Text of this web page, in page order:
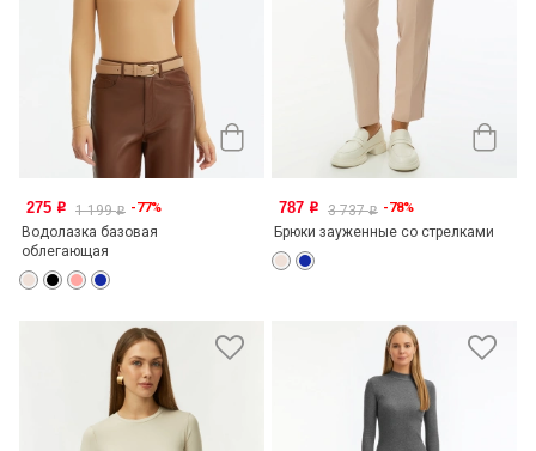
275 o 1 199o -77%
Водолазка базовая
облегающая
787 o 3 737o -78%
Брюки зауженные со стрелками